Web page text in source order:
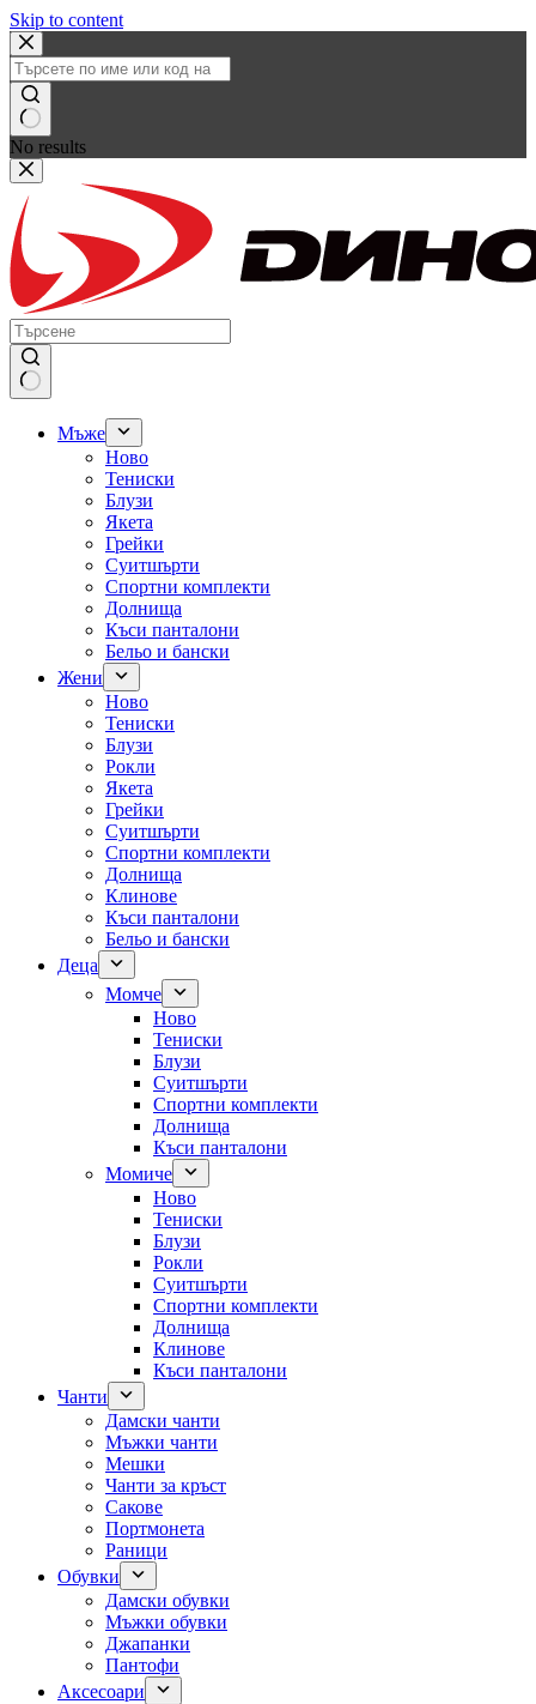
Skip to content
No results
Мъже
Ново
Тениски
Блузи
Якета
Грейки
Суитшърти
Спортни комплекти
Долнища
Къси панталони
Бельо и бански
Жени
Ново
Тениски
Блузи
Рокли
Якета
Грейки
Суитшърти
Спортни комплекти
Долнища
Клинове
Къси панталони
Бельо и бански
Деца
Момче
Ново
Тениски
Блузи
Суитшърти
Спортни комплекти
Долнища
Къси панталони
Момиче
Ново
Тениски
Блузи
Рокли
Суитшърти
Спортни комплекти
Долнища
Клинове
Къси панталони
Чанти
Дамски чанти
Мъжки чанти
Мешки
Чанти за кръст
Сакове
Портмонета
Раници
Обувки
Дамски обувки
Мъжки обувки
Джапанки
Пантофи
Аксесоари